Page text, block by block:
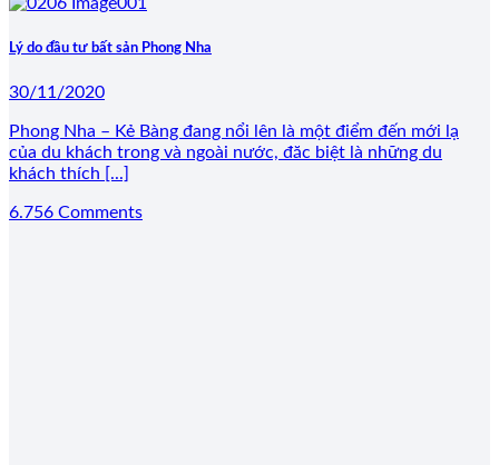
Lý do đầu tư bất sản Phong Nha
30/11/2020
Phong Nha – Kẻ Bàng đang nổi lên là một điểm đến mới lạ
của du khách trong và ngoài nước, đăc biệt là những du
khách thích [...]
6.756 Comments